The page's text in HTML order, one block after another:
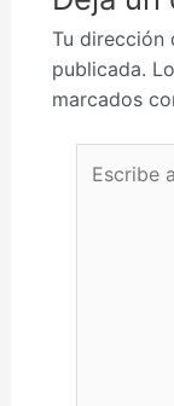
Tu dirección
publicada.
marcados